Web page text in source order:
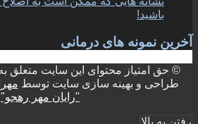
باشید!
آخرین نمونه های درمانی
© حق امتیاز محتوای این سایت متعلق
طراحی و بهینه سازی سایت توسط
"رایان مهر رهجو"
رفتن به بالا